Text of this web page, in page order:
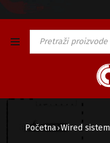
Početna ›Wired sistem